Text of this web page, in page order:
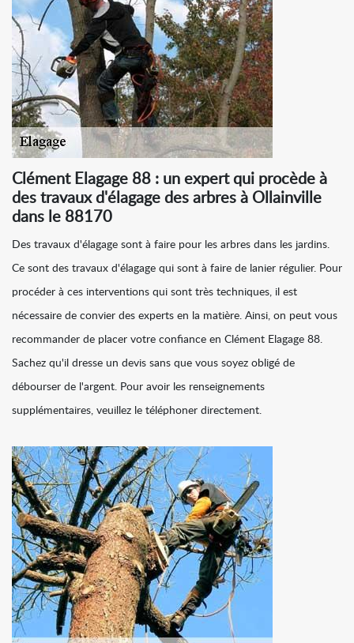
Clément Elagage 88 : un expert qui procède à
des travaux d'élagage des arbres à Ollainville
dans le 88170
Des travaux d'élagage sont à faire pour les arbres dans les jardins.
Ce sont des travaux d'élagage qui sont à faire de lanier régulier. Pour
procéder à ces interventions qui sont très techniques, il est
nécessaire de convier des experts en la matière. Ainsi, on peut vous
recommander de placer votre confiance en Clément Elagage 88.
Sachez qu'il dresse un devis sans que vous soyez obligé de
débourser de l'argent. Pour avoir les renseignements
supplémentaires, veuillez le téléphoner directement.